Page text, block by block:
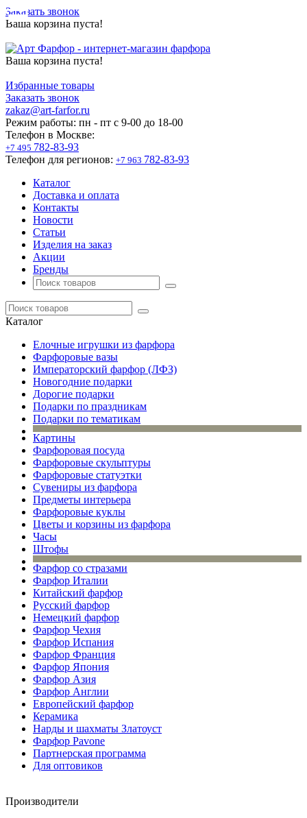
Заказать звонок
Ваша корзина пуста!
Ваша корзина пуста!
Избранные товары
Заказать звонок
zakaz@art-farfor.ru
Режим работы: пн - пт c 9-00 до 18-00
Телефон в Москве:
+7 495 782-83-93
Телефон для регионов: +7 963 782-83-93
Каталог
Доставка и оплата
Контакты
Новости
Статьи
Изделия на заказ
Акции
Бренды
Каталог
Елочные игрушки из фарфора
Фарфоровые вазы
Императорский фарфор (ЛФЗ)
Новогодние подарки
Дорогие подарки
Подарки по праздникам
Подарки по тематикам
Картины
Фарфоровая посуда
Фарфоровые скульптуры
Фарфоровые статуэтки
Сувениры из фарфора
Предметы интерьера
Фарфоровые куклы
Цветы и корзины из фарфора
Часы
Штофы
Фарфор со стразами
Фарфор Италии
Китайский фарфор
Русский фарфор
Немецкий фарфор
Фарфор Чехия
Фарфор Испания
Фарфор Франция
Фарфор Япония
Фарфор Азия
Фарфор Англии
Европейский фарфор
Керамика
Нарды и шахматы Златоуст
Фарфор Pavone
Партнерская программа
Для оптовиков
Производители